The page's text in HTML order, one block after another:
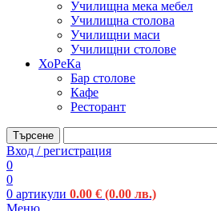
Училищна мека мебел
Училищна столова
Училищни маси
Училищни столове
ХоРеКа
Бар столове
Кафе
Ресторант
Търсене
Вход / регистрация
0
0
0 артикули 0.00 € (0.00 лв.)
Меню